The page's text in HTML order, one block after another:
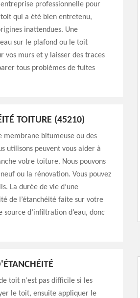
professionnelle pour
qui a été bien entretenu,
inattendues. Une
sur le plafond ou le toit
vos murs et y laisser des traces
tous problèmes de fuites
TOITURE (45210)
membrane bitumeuse ou des
utilisons peuvent vous aider à
votre toiture. Nous pouvons
ou la rénovation. Vous pouvez
La durée de vie d’une
de l’étanchéité faite sur votre
d’infiltration d’eau, donc
toit n'est pas difficile si les
le toit, ensuite appliquer le